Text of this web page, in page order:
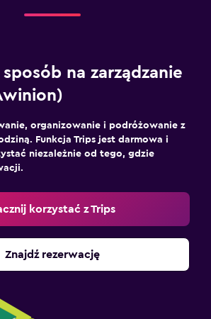
na zarządzanie
organizowanie i podróżowanie z
Funkcja Trips jest darmowa i
niezależnie od tego, gdzie
korzystać z Trips
Znajdź rezerwację